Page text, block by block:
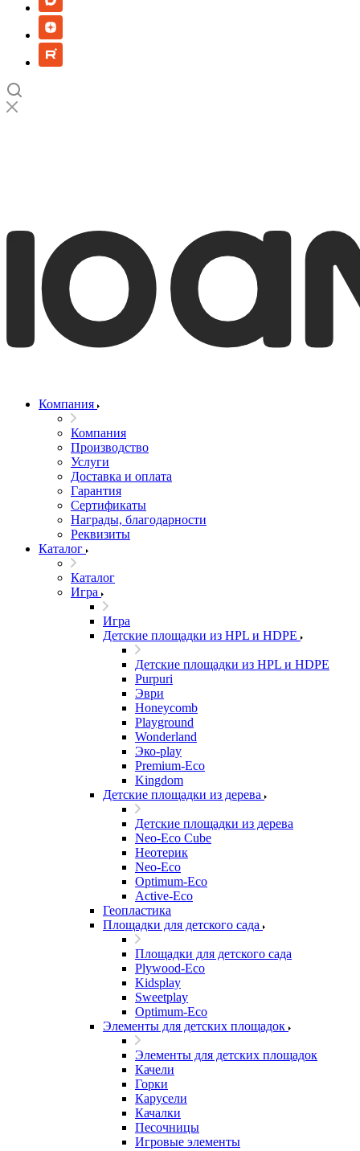
Компания
Компания
Производство
Услуги
Доставка и оплата
Гарантия
Сертификаты
Награды, благодарности
Реквизиты
Каталог
Каталог
Игра
Игра
Детские площадки из HPL и HDPE
Детские площадки из HPL и HDPE
Purpuri
Эври
Honeycomb
Playground
Wonderland
Эко-play
Premium-Eco
Kingdom
Детские площадки из дерева
Детские площадки из дерева
Neo-Eco Cube
Неотерик
Neo-Eco
Оptimum-Еco
Active-Eco
Геопластика
Площадки для детского сада
Площадки для детского сада
Plywood-Eco
Kidsplay
Sweetplay
Оptimum-Еco
Элементы для детских площадок
Элементы для детских площадок
Качели
Горки
Карусели
Качалки
Песочницы
Игровые элементы